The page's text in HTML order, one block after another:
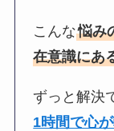
こんな悩み
在意識にあ
ずっと解決
1時間で心